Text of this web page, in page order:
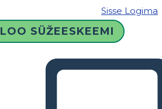
Sisse Logima
LOO SÜŽEESKEEMI